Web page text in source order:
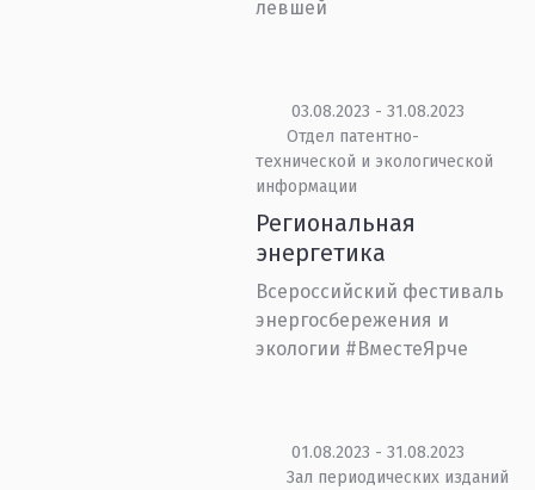
левшей
03.08.2023 - 31.08.2023
Отдел патентно-
технической и экологической
информации
Региональная
энергетика
Всероссийский фестиваль
энергосбережения и
экологии #ВместеЯрче
01.08.2023 - 31.08.2023
Зал периодических изданий